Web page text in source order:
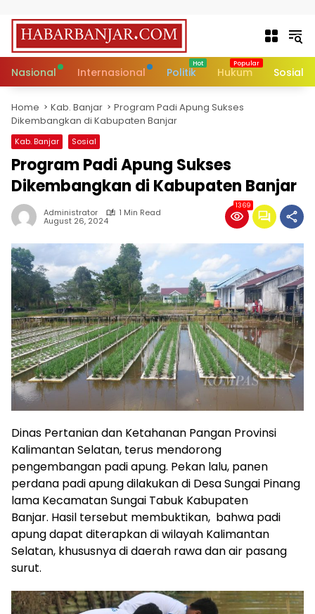
Nasional Internasional Politik Hukum Sosial
Home Kab. Banjar
Program Padi Apung Sukses
Dikembangkan di Kabupaten Banjar
Kab. Banjar Sosial
Program Padi Apung Sukses
Dikembangkan di Kabupaten Banjar
Administrator 1 Min Read
August 26, 2024
1369
Dinas Pertanian dan Ketahanan Pangan Provinsi
Kalimantan Selatan, terus mendorong
pengembangan padi apung. Pekan lalu, panen
perdana padi apung dilakukan di Desa Sungai Pinang
lama Kecamatan Sungai Tabuk Kabupaten
Banjar. Hasil tersebut membuktikan, bahwa padi
apung dapat diterapkan di wilayah Kalimantan
Selatan, khususnya di daerah rawa dan air pasang
surut.